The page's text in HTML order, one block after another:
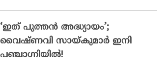
‘ഇത് പുത്തൻ അദ്ധ്യായം’;
വൈഷ്‌ണവി സായ്‌കുമാർ ഇനി
പഞ്ചാഗ്നിയിൽ!